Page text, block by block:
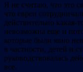
Я не считаю, что это
что евреи
действительно какая-
невозможна еще и
которые были явно
в частности, детей и
руководствовалась
все.